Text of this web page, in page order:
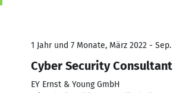
1 Jahr und 7 Monate, März 2022 - Sep.
Cyber Security Consultant
EY Ernst & Young GmbH